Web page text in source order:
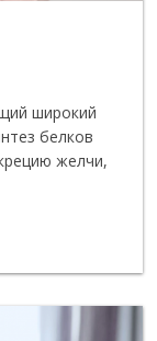
широкий
белков
желчи,